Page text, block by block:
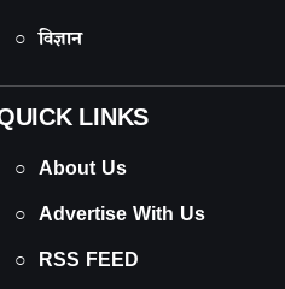
○ विज्ञान
LINKS
○ About Us
○ Advertise With Us
○ RSS FEED